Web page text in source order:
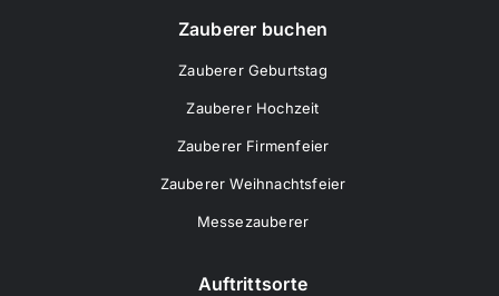
Zauberer buchen
Zauberer Geburtstag
Zauberer Hochzeit
Zauberer Firmenfeier
Zauberer Weihnachtsfeier
Messezauberer
Auftrittsorte